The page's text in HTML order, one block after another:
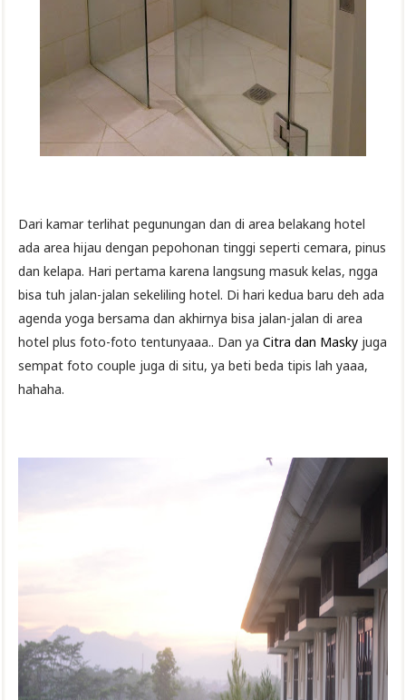
Dari kamar terlihat pegunungan dan di area belakang hotel
ada area hijau dengan pepohonan tinggi seperti cemara, pinus
dan kelapa. Hari pertama karena langsung masuk kelas, ngga
bisa tuh jalan-jalan sekeliling hotel. Di hari kedua baru deh ada
agenda yoga bersama dan akhirnya bisa jalan-jalan di area
hotel plus foto-foto tentunyaaa.. Dan ya Citra dan Masky juga
sempat foto couple juga di situ, ya beti beda tipis lah yaaa,
hahaha.